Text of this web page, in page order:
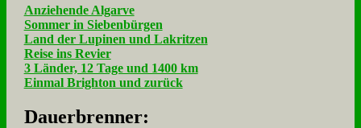
Anziehende Algarve
Sommer in Siebenbürgen
Land der Lupinen und Lakritzen
Reise ins Revier
3 Länder, 12 Tage und 1400 km
Einmal Brighton und zurück
Dau­er­bren­ner: